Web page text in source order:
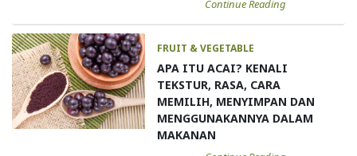
Continue Reading
FRUIT & VEGETABLE
APA ITU ACAI? KENALI
TEKSTUR, RASA, CARA
MEMILIH, MENYIMPAN DAN
MENGGUNAKANNYA DALAM
MAKANAN